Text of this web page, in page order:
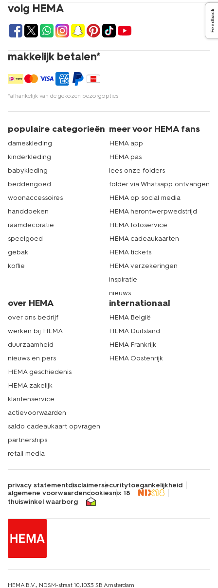
volg HEMA
makkelijk betalen*
*afhankelijk van de gekozen bezorgopties
populaire categorieën
dameskleding
kinderkleding
babykleding
beddengoed
woonaccessoires
handdoeken
raamdecoratie
speelgoed
gebak
koffie
meer voor HEMA fans
HEMA app
HEMA pas
lees onze folders
folder via Whatsapp ontvangen
HEMA op social media
HEMA herontwerpwedstrijd
HEMA fotoservice
HEMA cadeaukaarten
HEMA tickets
HEMA verzekeringen
inspiratie
nieuws
over HEMA
over ons bedrijf
werken bij HEMA
duurzaamheid
nieuws en pers
HEMA geschiedenis
HEMA zakelijk
klantenservice
actievoorwaarden
saldo cadeaukaart opvragen
partnerships
retail media
internationaal
HEMA België
HEMA Duitsland
HEMA Frankrijk
HEMA Oostenrijk
privacy statementdisclaimersecuritytoegankelijkheid
algemene voorwaardencookiesnix 18
thuiswinkel waarborg
HEMA B.V., NDSM-straat 10,1033 SB Amsterdam
Feedback